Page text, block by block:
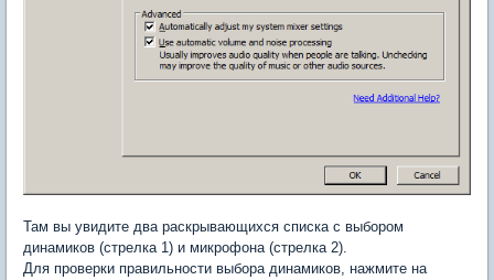
Там вы увидите два раскрывающихся списка с выбором
динамиков (стрелка 1) и микрофона (стрелка 2).
Для проверки правильности выбора динамиков, нажмите на